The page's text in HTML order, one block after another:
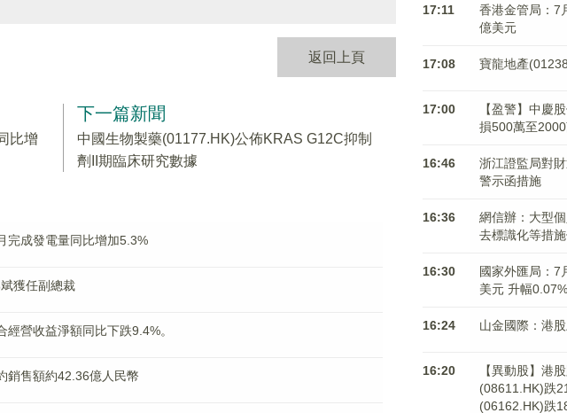
返回上頁
比增
下一篇新聞
中國生物製藥(01177.HK)公佈KRAS G12C抑制
劑II期臨床研究數據
完成發電量同比增加5.3%
獲任副總裁
營收益淨額同比下跌9.4%。
銷售額約42.36億人民幣
17:11
香港金管局：7
億美元
17:08 寶龍地產
17:00
【盈警】中慶
損500萬至
16:46
浙江證監局對
警示函措施
16:36
網信辦：大型
去標識化等措
16:30
國家外匯局：7
美元 升幅0.07%
16:24 山金國際：港
16:20
【異動股】港
(08611.HK)跌
(06162.HK)跌